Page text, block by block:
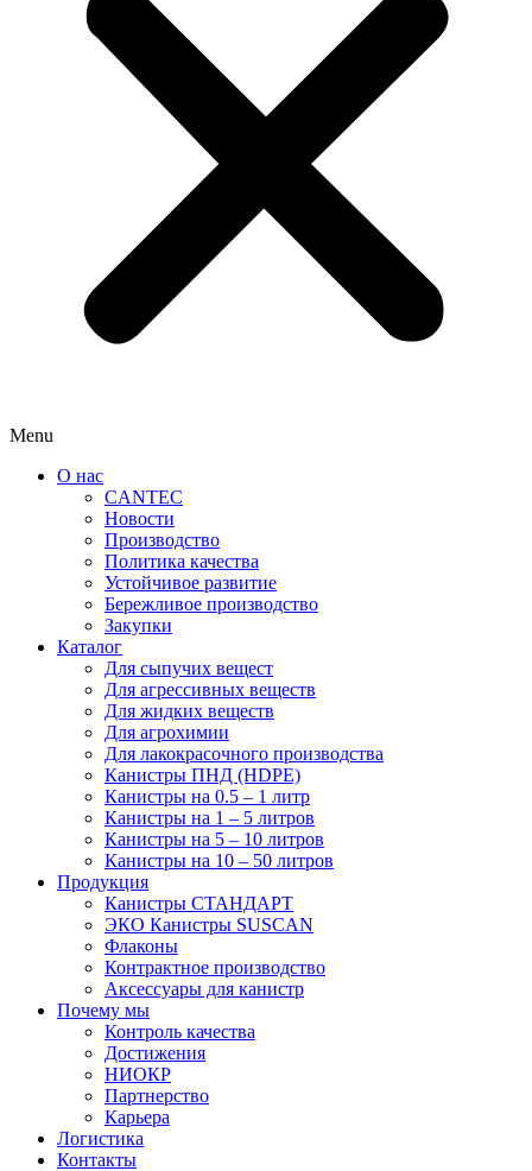
Menu
О нас
CANTEC
Новости
Производство
Политика качества
Устойчивое развитие
Бережливое производство
Закупки
Каталог
Для сыпучих вещест
Для агрессивных веществ
Для жидких веществ
Для агрохимии
Для лакокрасочного производства
Канистры ПНД (HDPE)
Канистры на 0.5 – 1 литр
Канистры на 1 – 5 литров
Канистры на 5 – 10 литров
Канистры на 10 – 50 литров
Продукция
Канистры СТАНДАРТ
ЭКО Канистры SUSCAN
Флаконы
Контрактное производство
Аксессуары для канистр
Почему мы
Контроль качества
Достижения
НИОКР
Партнерство
Карьера
Логистика
Контакты